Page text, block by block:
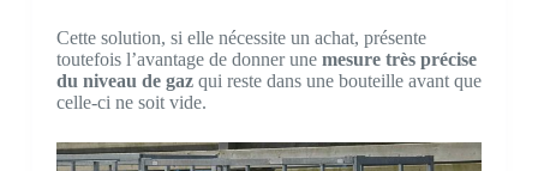
Cette solution, si elle nécessite un achat, présente
toutefois l’avantage de donner une mesure très précise
du niveau de gazqui reste dans une bouteille avant que
celle-ci ne soit vide.